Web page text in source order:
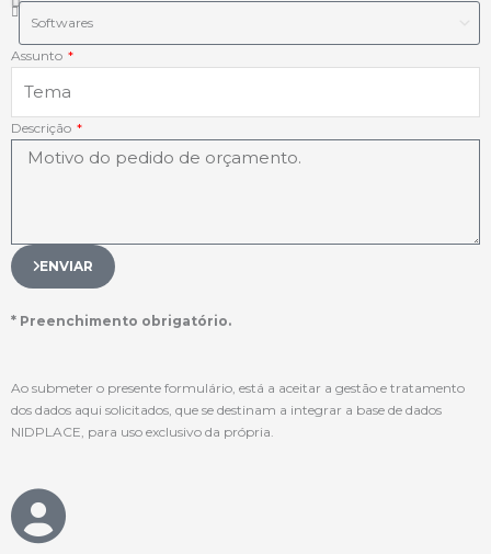
Assunto
Descrição
ENVIAR
* Preenchimento obrigatório.
Ao submeter o presente formulário, está a aceitar a gestão e tratamento
dos dados aqui solicitados, que se destinam a integrar a base de dados
NIDPLACE, para uso exclusivo da própria.